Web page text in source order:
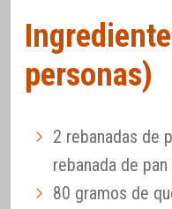
personas)
2 rebanadas de
rebanada de
80 gramos de